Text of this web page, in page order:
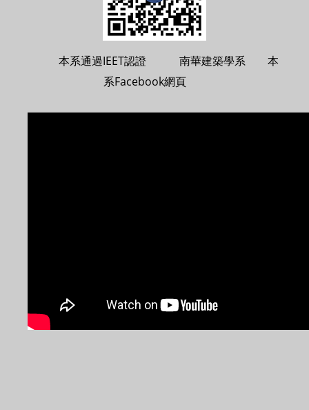
本系通過IEET認證 南華建築學系 本
系Facebook網頁